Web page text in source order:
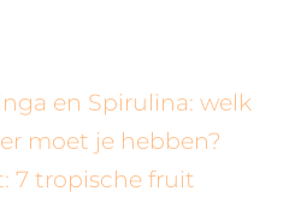
en Spirulina: welk
moet je hebben?
7 tropische fruit